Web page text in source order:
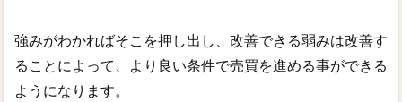
強みがわかればそこを押し出し、改善できる弱みは改善す
ることによって、より良い条件で売買を進める事ができる
ようになります。